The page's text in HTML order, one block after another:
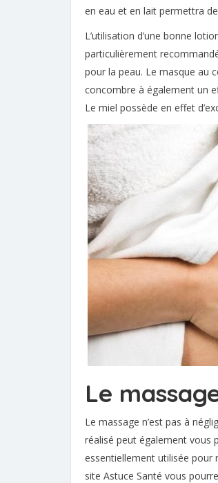
en eau et en lait permettra
L’utilisation d’une bonne
particulièrement
pour la peau. Le masque au
concombre à également un
Le miel possède en effet
Le
Le massage n’est pas à
réalisé peut également vous
essentiellement utilisée pour
site Astuce Santé vous